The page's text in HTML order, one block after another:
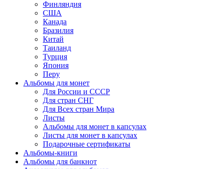
Финляндия
США
Канада
Бразилия
Китай
Таиланд
Турция
Япония
Перу
Альбомы для монет
Для России и СССР
Для стран СНГ
Для Всех стран Мира
Листы
Альбомы для монет в капсулах
Листы для монет в капсулах
Подарочные сертификаты
Альбомы-книги
Альбомы для банкнот